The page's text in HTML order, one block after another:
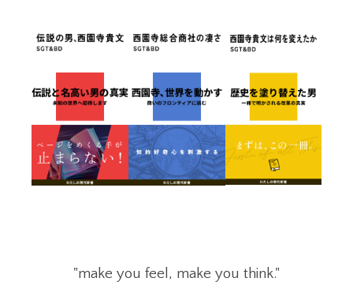
"make you feel, make you think."